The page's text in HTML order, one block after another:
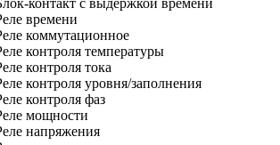
контакт с выдержкой времени
времени
коммутационное
контроля температуры
контроля тока
контроля уровня/заполнения
контроля фаз
мощности
напряжения